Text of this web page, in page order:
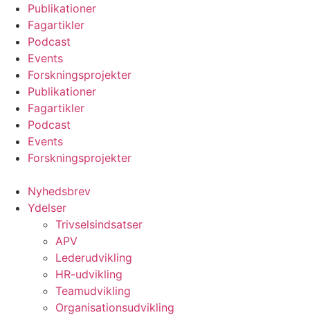
Videre
indhold
Publikationer
Fagartikler
Podcast
Events
Forskningsprojekter
Publikationer
Fagartikler
Podcast
Events
Forskningsprojekter
Nyhedsbrev
Ydelser
Trivselsindsatser
APV
Lederudvikling
HR-udvikling
Teamudvikling
Organisationsudvikling